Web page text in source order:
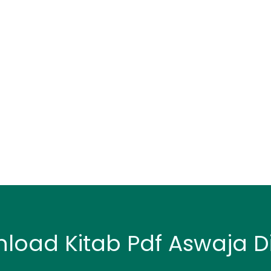
Kitab Pdf Aswaja